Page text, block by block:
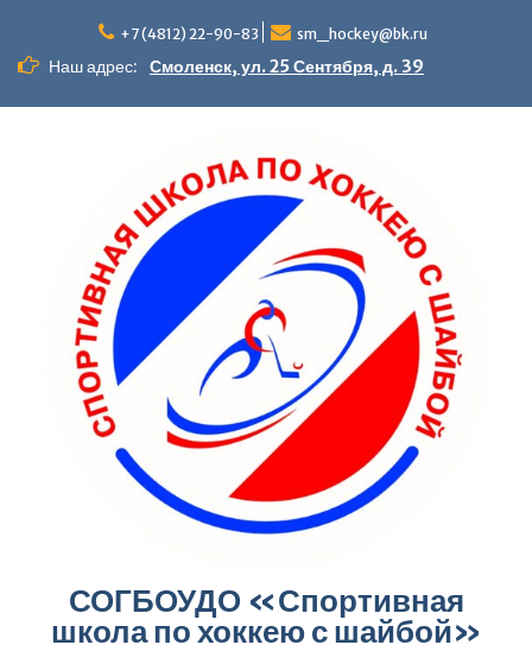
содержимому
+7 (4812) 22-90-83 sm_hockey@bk.ru
Наш адрес: Смоленск, ул. 25 Сентября, д. 39
СОГБОУДО «‎Спортивная
школа по хоккею с шайбой»‎